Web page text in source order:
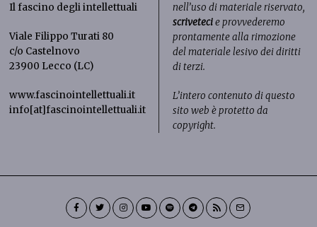
Il fascino degli intellettuali
Viale Filippo Turati 80
c/o Castelnovo
23900 Lecco (LC)
www.fascinointellettuali.it
info[at]fascinointellettuali.it
nell’uso di materiale riservato,
scrivetecie provvederemo
prontamente alla rimozione
del materiale lesivo dei diritti
di terzi.
L’intero contenuto di questo
sito web è protetto da
copyright.